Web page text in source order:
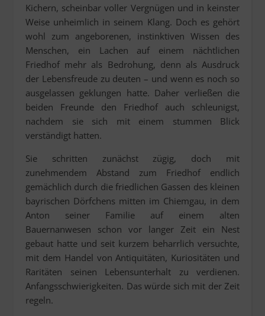
Kichern, scheinbar voller Vergnügen und in keinster
Weise unheimlich in seinem Klang. Doch es gehört
wohl zum angeborenen, instinktiven Wissen des
Menschen, ein Lachen auf einem nächtlichen
Friedhof mehr als Bedrohung, denn als Ausdruck
der Lebensfreude zu deuten – und wenn es noch so
ausgelassen geklungen hatte. Daher verließen die
beiden Freunde den Friedhof auch schleunigst,
nachdem sie sich mit einem stummen Blick
verständigt hatten.
Sie schritten zunächst zügig, doch mit
zunehmendem Abstand zum Friedhof endlich
gemächlich durch die friedlichen Gassen des kleinen
bayrischen Dörfchens mitten im Chiemgau, in dem
Anton seiner Familie auf einem alten
Bauernanwesen schon vor langer Zeit ein Nest
gebaut hatte und seit kurzem beharrlich versuchte,
mit dem Handel von Antiquitäten, Kuriositäten und
Raritäten seinen Lebensunterhalt zu verdienen.
Anfangsschwierigkeiten. Das würde sich mit der Zeit
regeln.